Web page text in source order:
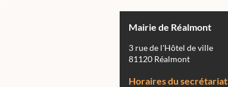
Mairie de Réalmont
3 rue de l'Hôtel de ville
81120 Réalmont
Horaires du secrétariat